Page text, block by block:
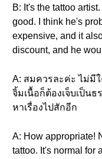
B: It's the tattoo
good. I think he's
expensive, and it
discount, and he
A: สมควรละค่ะ ไม่มี
จิ้มเนื้อก็ต้องเจ็บเป็น
หาเรื่องไปสักอีก
A: How appropriate!
tattoo. It's normal for